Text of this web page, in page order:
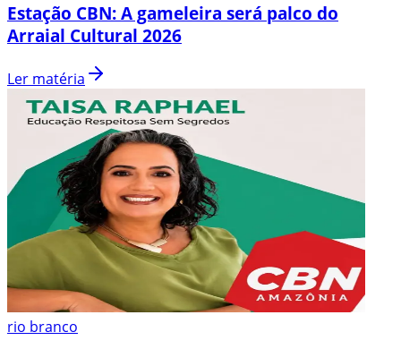
Estação CBN: A gameleira será palco do
Arraial Cultural 2026
Ler matéria
rio branco